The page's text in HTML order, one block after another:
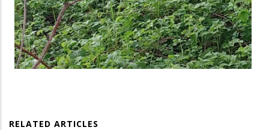
RELATED ARTICLES